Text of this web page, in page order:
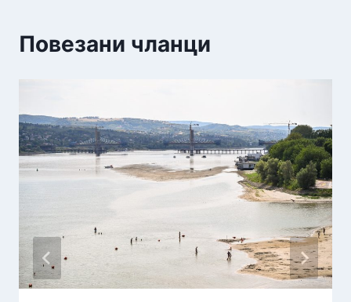
Повезани чланци